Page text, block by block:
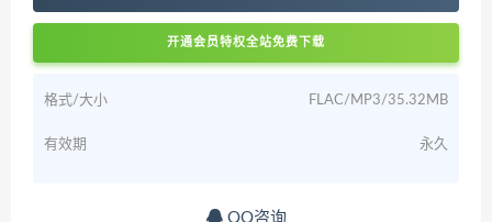
开通会员特权全站免费下载
格式/大小 FLAC/MP3/35.32MB
有效期 永久
QQ咨询